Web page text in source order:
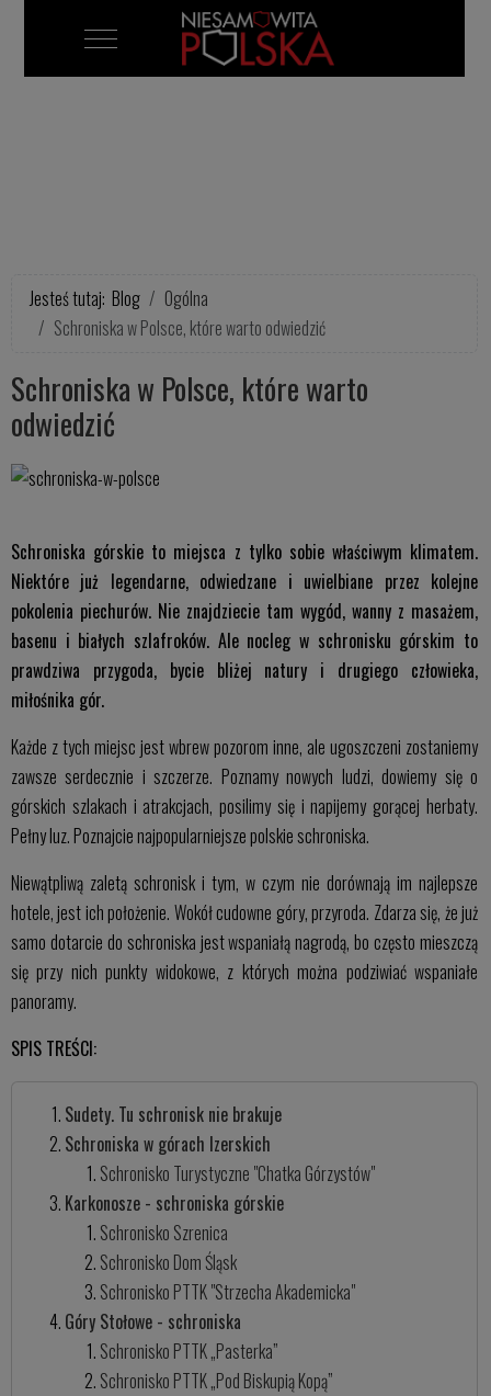
Mobile Menu Toggle
Jesteś tutaj: Blog
Ogólna
Schroniska w Polsce, które warto odwiedzić
Schroniska w Polsce, które warto
odwiedzić
Schroniska górskie to miejsca z tylko sobie właściwym klimatem.
Niektóre już legendarne, odwiedzane i uwielbiane przez kolejne
pokolenia piechurów. Nie znajdziecie tam wygód, wanny z masażem,
basenu i białych szlafroków. Ale nocleg w schronisku górskim to
prawdziwa przygoda, bycie bliżej natury i drugiego człowieka,
miłośnika gór.
Każde z tych miejsc jest wbrew pozorom inne, ale ugoszczeni zostaniemy
zawsze serdecznie i szczerze. Poznamy nowych ludzi, dowiemy się o
górskich szlakach i atrakcjach, posilimy się i napijemy gorącej herbaty.
Pełny luz. Poznajcie najpopularniejsze polskie schroniska.
Niewątpliwą zaletą schronisk i tym, w czym nie dorównają im najlepsze
hotele, jest ich położenie. Wokół cudowne góry, przyroda. Zdarza się, że już
samo dotarcie do schroniska jest wspaniałą nagrodą, bo często mieszczą
się przy nich punkty widokowe, z których można podziwiać wspaniałe
panoramy.
SPIS TREŚCI:
Sudety. Tu schronisk nie brakuje
Schroniska w górach Izerskich
Schronisko Turystyczne "Chatka Górzystów"
Karkonosze - schroniska górskie
Schronisko Szrenica
Schronisko Dom Śląsk
Schronisko PTTK "Strzecha Akademicka"
Góry Stołowe - schroniska
Schronisko PTTK „Pasterka”
Schronisko PTTK „Pod Biskupią Kopą”